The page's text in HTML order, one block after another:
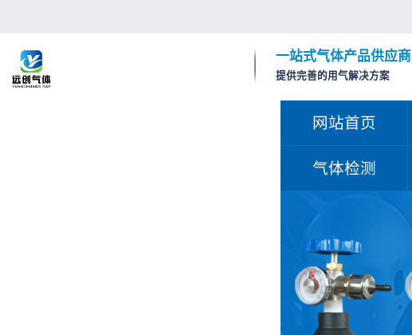
一站式气体产品供应商
提供完善的用气解决方案
网站首页
气体检测